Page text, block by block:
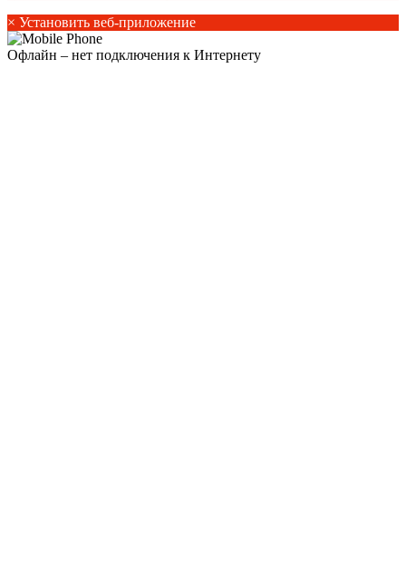
× Установить веб-приложение
Офлайн – нет подключения к Интернету